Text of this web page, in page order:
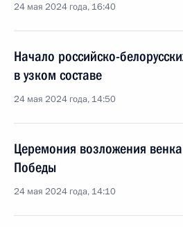
24 мая 2024 года, 16:40
Начало российско-
в узком составе
24 мая 2024 года, 14:50
Церемония возложения
Победы
24 мая 2024 года, 14:10